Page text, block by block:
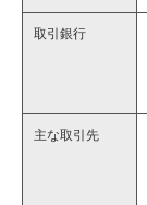
取引銀行
主な取引先